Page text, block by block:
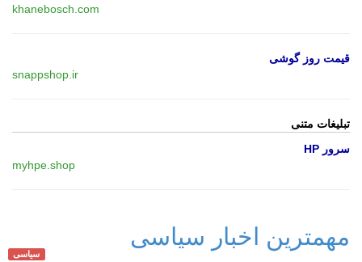
khanebosch.com
قیمت روز گوشی
snappshop.ir
تبلیغات متنی
سرور HP
myhpe.shop
مهمترین اخبار سیاسی
سیاسی